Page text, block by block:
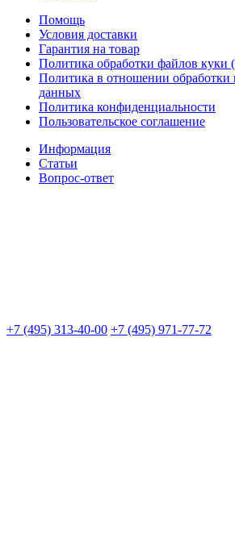
Помощь
Условия доставки
Гарантия на товар
Политика обработки файлов куки
Политика в отношении обработки
данных
Политика конфиденциальности
Пользовательское соглашение
Информация
Статьи
Вопрос-ответ
+7 (495) 313-40-00 +7 (495) 971-77-72